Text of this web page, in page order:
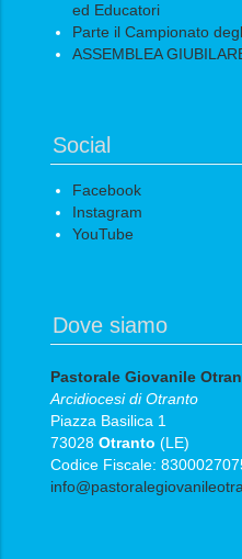
ed Educatori
Parte il Campionato
ASSEMBLEA
Social
Facebook
Instagram
YouTube
Dove siamo
Pastorale Giovanile
Arcidiocesi di Otranto
Piazza Basilica 1
73028Otranto (LE)
Codice Fiscale: